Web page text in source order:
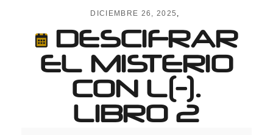
DICIEMBRE 26, 2025
DESCIFRAR
EL MISTERIO
CON L(-).
LIBRO 2